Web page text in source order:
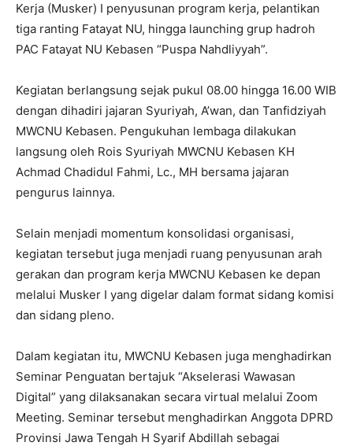
Kerja (Musker) I penyusunan program kerja, pelantikan
tiga ranting Fatayat NU, hingga launching grup hadroh
PAC Fatayat NU Kebasen “Puspa Nahdliyyah”.
Kegiatan berlangsung sejak pukul 08.00 hingga 16.00 WIB
dengan dihadiri jajaran Syuriyah, A’wan, dan Tanfidziyah
MWCNU Kebasen. Pengukuhan lembaga dilakukan
langsung oleh Rois Syuriyah MWCNU Kebasen KH
Achmad Chadidul Fahmi, Lc., MH bersama jajaran
pengurus lainnya.
Selain menjadi momentum konsolidasi organisasi,
kegiatan tersebut juga menjadi ruang penyusunan arah
gerakan dan program kerja MWCNU Kebasen ke depan
melalui Musker I yang digelar dalam format sidang komisi
dan sidang pleno.
Dalam kegiatan itu, MWCNU Kebasen juga menghadirkan
Seminar Penguatan bertajuk “Akselerasi Wawasan
Digital” yang dilaksanakan secara virtual melalui Zoom
Meeting. Seminar tersebut menghadirkan Anggota DPRD
Provinsi Jawa Tengah H Syarif Abdillah sebagai